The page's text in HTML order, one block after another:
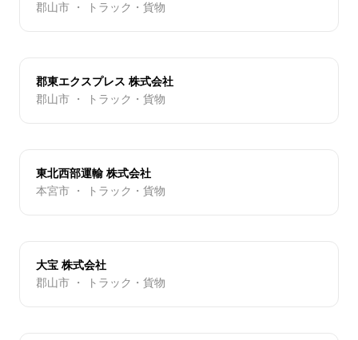
郡山市 ・ トラック・貨物
郡東エクスプレス 株式会社
郡山市 ・ トラック・貨物
東北西部運輸 株式会社
本宮市 ・ トラック・貨物
大宝 株式会社
郡山市 ・ トラック・貨物